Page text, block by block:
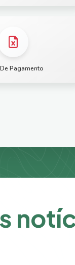
Pagamento
s notí